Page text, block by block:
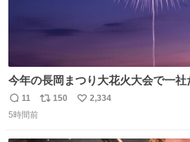
今年の長岡まつり大花火大会で一
ナウンスされずに花火打ち揚げされ
名から今更ながらその理由が解った
返
信
11
リ
150
い
2,334
5時間前